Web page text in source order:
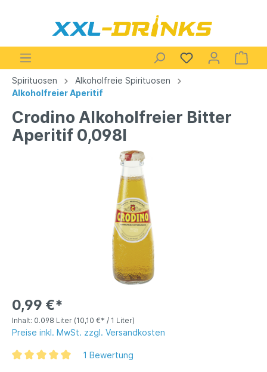
Spirituosen
Alkoholfreie Spirituosen
Alkoholfreier Aperitif
Crodino Alkoholfreier Bitter
Aperitif 0,098l
0,99 €*
Inhalt: 0.098 Liter (10,10 €* / 1 Liter)
Preise inkl. MwSt. zzgl. Versandkosten
1 Bewertung